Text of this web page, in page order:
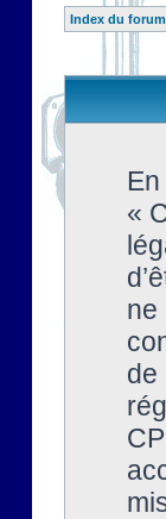
Index du forum
«
ne
de